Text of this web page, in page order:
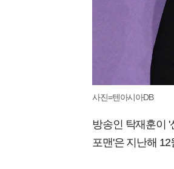
사진=텐아시아DB
방송인 탁재훈이
포맨'은 지난해